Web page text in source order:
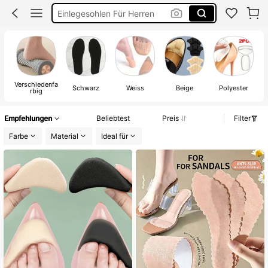
Schuheinlagen Damen
Fersenpolster
Verschiedenfa
rbig Schwarz Weiss Beige Polyester
Empfehlungen Beliebtest Preis
Filter
Farbe
Material Ideal für